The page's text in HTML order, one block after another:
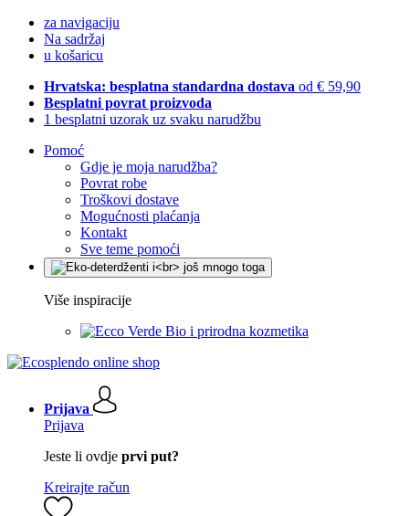
za navigaciju
Na sadržaj
u košaricu
Hrvatska: besplatna standardna dostava od € 59,90
Besplatni povrat proizvoda
1 besplatni uzorak uz svaku narudžbu
Pomoć
Gdje je moja narudžba?
Povrat robe
Troškovi dostave
Mogućnosti plaćanja
Kontakt
Sve teme pomoći
Više inspiracije
Bio i prirodna kozmetika
Prijava
Prijava
Jeste li ovdje prvi put?
Kreirajte račun